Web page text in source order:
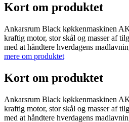
Kort om produktet
Ankarsrum Black køkkenmaskinen
kraftig motor, stor skål og masser af
med at håndtere hverdagens
mere om produktet
Kort om produktet
Ankarsrum Black køkkenmaskinen
kraftig motor, stor skål og masser af
med at håndtere hverdagens